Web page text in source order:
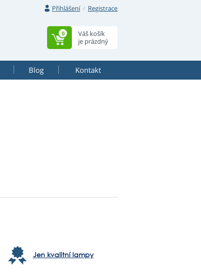
Přihlášení
Registrace
Váš košík
je prázdný
0
Blog Kontakt
Jen kvalitní lampy